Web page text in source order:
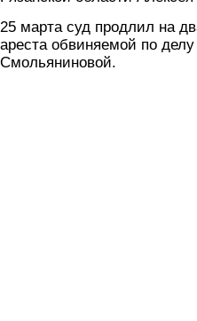
25 марта суд продлил на
ареста обвиняемой по
Смольяниновой.